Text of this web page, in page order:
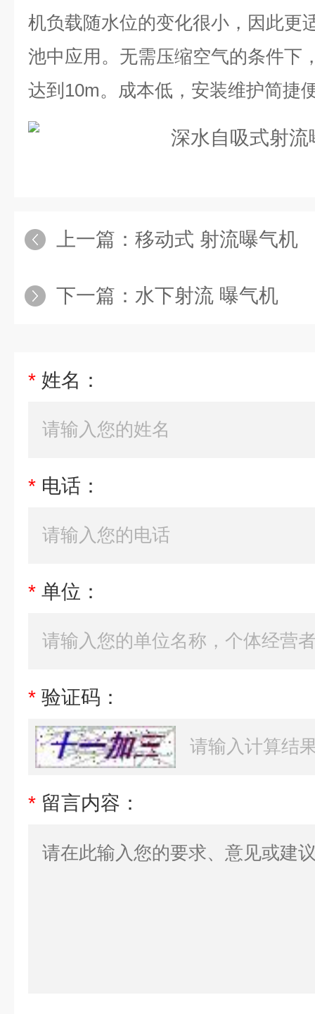
机负载随水位的变化很小，因此更
池中应用。无需压缩空气的条件下
达到10m。成本低，安装维护简捷
上一篇： 移动式 射流曝气机
下一篇： 水下射流 曝气机
* 姓名：
* 电话：
* 单位：
* 验证码：
* 留言内容：